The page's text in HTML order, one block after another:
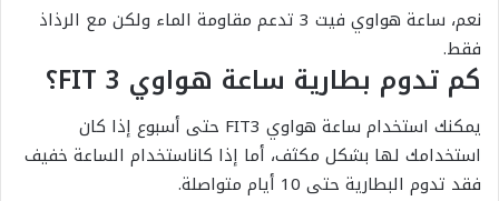
نعم، ساعة هواوي فيت 3 تدعم مقاومة الماء ولكن مع الرذاذ
فقط.
كم تدوم بطارية ساعة هواوي FIT 3؟
يمكنك استخدام ساعة هواوي FIT3 حتى أسبوع إذا كان
استخدامك لها بشكل مكثف، أما إذا كاناستخدام الساعة خفيف
فقد تدوم البطارية حتى 10 أيام متواصلة.